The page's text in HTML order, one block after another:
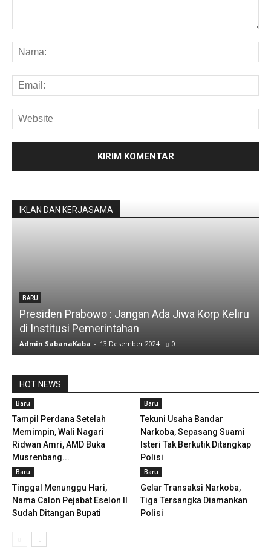
IKLAN DAN KERJASAMA
BARU
Presiden Prabowo : Jangan Ada Jiwa Korp Keliru
di Institusi Pemerintahan
Admin SabanaKaba - 13 Desember 2024 0
HOT NEWS
Baru
Tampil Perdana Setelah
Memimpin, Wali Nagari
Ridwan Amri, AMD Buka
Musrenbang...
Baru
Tekuni Usaha Bandar
Narkoba, Sepasang Suami
Isteri Tak Berkutik Ditangkap
Polisi
Baru
Tinggal Menunggu Hari,
Nama Calon Pejabat Eselon II
Sudah Ditangan Bupati
Baru
Gelar Transaksi Narkoba,
Tiga Tersangka Diamankan
Polisi